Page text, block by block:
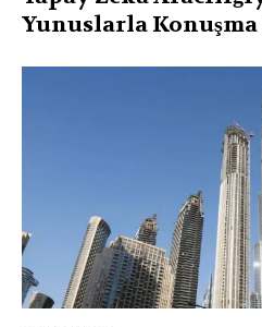
Yunuslarla Konuşma